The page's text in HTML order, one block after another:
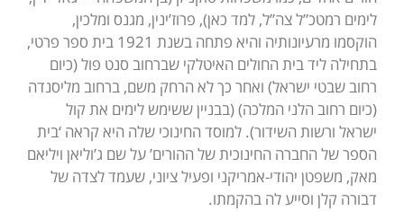
לימים רמטכ”ל צה”ל, למד כאן), פרוז’ינין, מגנס ומלכין,
הוקסמו מרעיונותיה והיא פתחה בשנת 1921 בית ספר פרטי,
בתחילה ליד בית החולים האיטלקי שברחוב סנט פול (כיום
רחוב שבטי ישראל) ואחר כך לא הרחק משם, ברחוב מליסנדה
(כיום רחוב הלני המלכה) (בבניין ששימש לימים את קול
ישראל ורשות השידור). למוסד החינוכי שלה היא קראה ‘בית
הספר של החברה החינוכית של ההורים’ על שם ג’וליאן ויליאם
מאק, משפטן יהודי-אמריקני ופעיל ציוני, שעמד לצדה של
דבורה קלן וסייע לה בהקמתו.